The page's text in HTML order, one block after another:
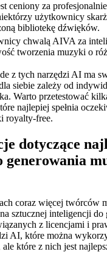
ceniony za
użytkownicy
bibliotekę dźwięków.
chwalą AIVA za
tworzenia muzyki o
z tych narzędzi AI ma
siebie zależy od
Warto przetestować
najlepiej spełnia
royalty-free.
dotyczące
generowania
coraz więcej twórców
sztucznej inteligencji do
z licencjami i
AI, które można
które z nich jest